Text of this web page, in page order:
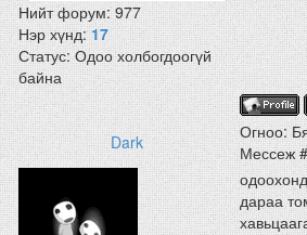
Нийт форум:977
Нэр хүнд:17
Статус:Одоо холбогдоогүй
байна
Dark
Огноо:
Мессеж
дараа